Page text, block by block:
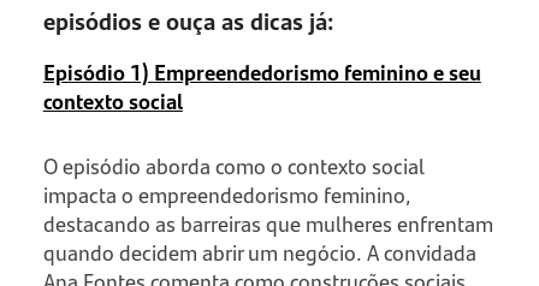
episódios e ouça as dicas já:
Episódio 1) Empreendedorismo feminino e seu
contexto social
O episódio aborda como o contexto social
impacta o empreendedorismo feminino,
destacando as barreiras que mulheres enfrentam
quando decidem abrir um negócio. A convidada